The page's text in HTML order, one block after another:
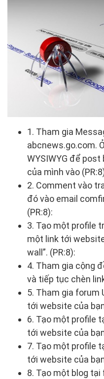
1. Tham gia
abcnews.go.com.
WYSIWYG để
của mình vào
2. Comment vào
đó vào email
(PR:8):
3. Tạo một profile
một link tới
wall”. (PR:8):
4. Tham gia cộng
và tiếp tục chèn
5. Tham gia forum
tới website của
6. Tạo một profile
tới website của
7. Tạo một profile
tới website của
8. Tạo một blog